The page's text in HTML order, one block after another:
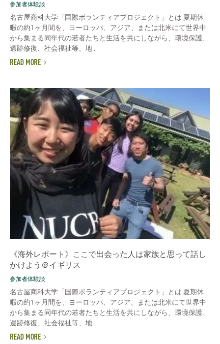
参加者体験談
名古屋商科大学「国際ボランティアプロジェクト」とは 夏期休
暇の約1ヶ月間を、ヨーロッパ、アジア、または北米にて世界中
から集まる同年代の若者たちと生活を共にしながら、環境保護、
遺跡修復、社会福祉等、地...
READ MORE
《海外レポート》ここで出会った人は家族と思って話し
かけよう＠イギリス
参加者体験談
名古屋商科大学「国際ボランティアプロジェクト」とは 夏期休
暇の約1ヶ月間を、ヨーロッパ、アジア、または北米にて世界中
から集まる同年代の若者たちと生活を共にしながら、環境保護、
遺跡修復、社会福祉等、地...
READ MORE